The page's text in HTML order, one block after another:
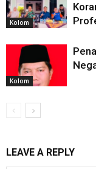
Kolom
Kolom
LEAVE A REPLY